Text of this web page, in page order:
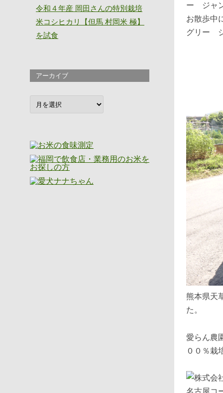
お散歩中
グリー
熊本県天
た。
愛らん農
００％
令和４年産 岡田さんの特別栽培
米コシヒカリ【但馬 村岡米 極】
を試食
アーカイブ
ア
ー
カ